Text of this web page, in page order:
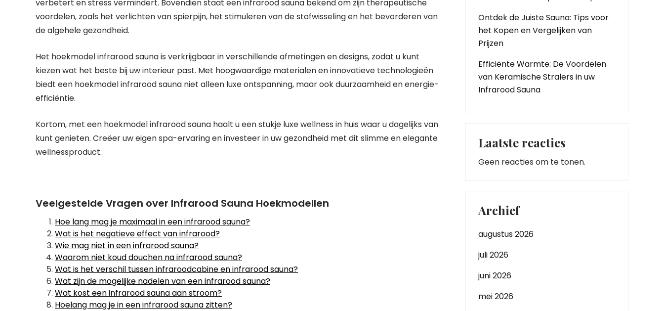
verbetert en stress vermindert. Bovendien staat een infrarood sauna bekend om zijn therapeutische
voordelen, zoals het verlichten van spierpijn, het stimuleren van de stofwisseling en het bevorderen van
de algehele gezondheid.
Het hoekmodel infrarood sauna is verkrijgbaar in verschillende afmetingen en designs, zodat u kunt
kiezen wat het beste bij uw interieur past. Met hoogwaardige materialen en innovatieve technologieën
biedt een hoekmodel infrarood sauna niet alleen luxe ontspanning, maar ook duurzaamheid en energie-
efficiëntie.
Kortom, met een hoekmodel infrarood sauna haalt u een stukje luxe wellness in huis waar u dagelijks van
kunt genieten. Creëer uw eigen spa-ervaring en investeer in uw gezondheid met dit slimme en elegante
wellnessproduct.
Veelgestelde Vragen over Infrarood Sauna Hoekmodellen
Hoe lang mag je maximaal in een infrarood sauna?
Wat is het negatieve effect van infrarood?
Wie mag niet in een infrarood sauna?
Waarom niet koud douchen na infrarood sauna?
Wat is het verschil tussen infraroodcabine en infrarood sauna?
Wat zijn de mogelijke nadelen van een infrarood sauna?
Wat kost een infrarood sauna aan stroom?
Hoelang mag je in een infrarood sauna zitten?
Ontdek de Juiste Sauna: Tips voor
het Kopen en Vergelijken van
Prijzen
Efficiënte Warmte: De Voordelen
van Keramische Stralers in uw
Infrarood Sauna
Laatste reacties
Geen reacties om te tonen.
Archief
augustus 2026
juli 2026
juni 2026
mei 2026